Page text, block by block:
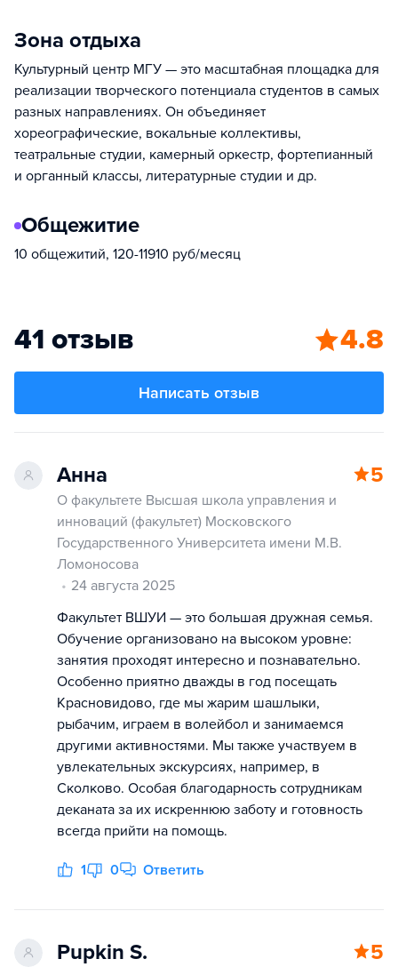
Зона отдыха
Культурный центр МГУ — это масштабная площадка для
реализации творческого потенциала студентов в самых
разных направлениях. Он объединяет
хореографические, вокальные коллективы,
театральные студии, камерный оркестр, фортепианный
и органный классы, литературные студии и др.
Общежитие
10 общежитий, 120-11910 руб/месяц
41 отзыв 4.8
Написать отзыв
Анна 5
О факультете Высшая школа управления и
инноваций (факультет) Московского
Государственного Университета имени М.В.
Ломоносова
24 августа 2025
Факультет ВШУИ — это большая дружная семья.
Обучение организовано на высоком уровне:
занятия проходят интересно и познавательно.
Особенно приятно дважды в год посещать
Красновидово, где мы жарим шашлыки,
рыбачим, играем в волейбол и занимаемся
другими активностями. Мы также участвуем в
увлекательных экскурсиях, например, в
Сколково. Особая благодарность сотрудникам
деканата за их искреннюю заботу и готовность
всегда прийти на помощь.
1 0 Ответить
Pupkin S. 5